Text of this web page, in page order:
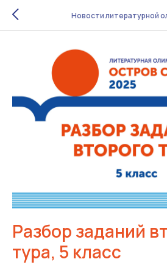
Новости литературной
Разбор заданий
тура, 5 класс